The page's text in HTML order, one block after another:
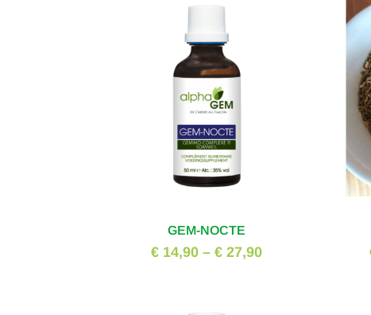
GEM-NOCTE
€ 14,90 –€ 27,90